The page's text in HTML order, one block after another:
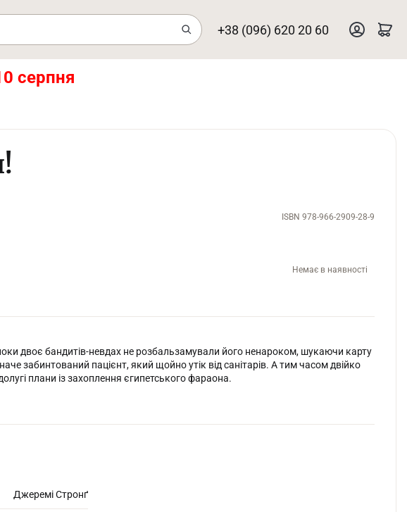
+38 (096) 620 20 60
серпня
ISBN 978-966-2909-28-9
Немає в наявності
двоє бандитів-невдах не розбальзамували його ненароком, шукаючи карту
забинтований пацієнт, який щойно утік від санітарів. А тим часом двійко
плани із захоп­лення єгипетського фараона.
Джеремі Стронґ